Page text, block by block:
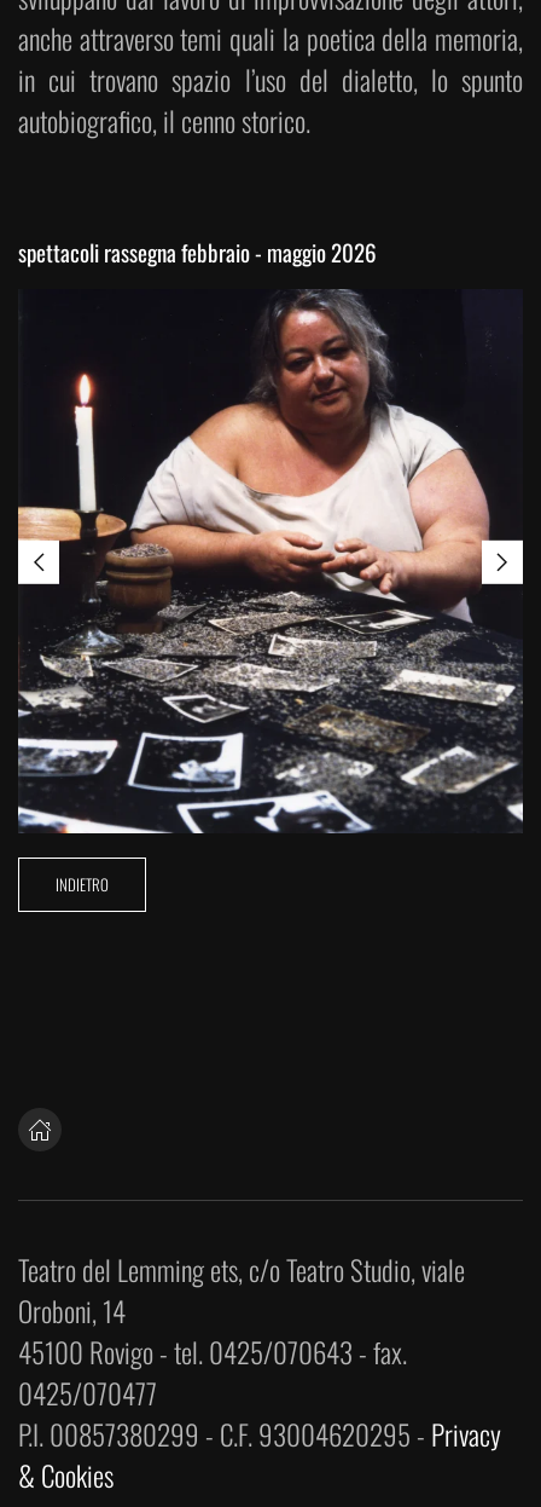
anche attraverso temi quali la poetica della memoria,
in cui trovano spazio l’uso del dialetto, lo spunto
autobiografico, il cenno storico.
spettacoli rassegna febbraio - maggio 2026
INDIETRO
Teatro del Lemming ets, c/o Teatro Studio, viale
Oroboni, 14
45100 Rovigo - tel. 0425/070643 - fax.
0425/070477
P.I. 00857380299 - C.F. 93004620295 - Privacy
& Cookies